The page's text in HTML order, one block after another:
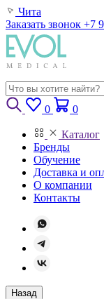
Чита
Заказать звонок +7
0 0
Каталог
Бренды
Обучение
Доставка и
О компании
Контакты
Назад